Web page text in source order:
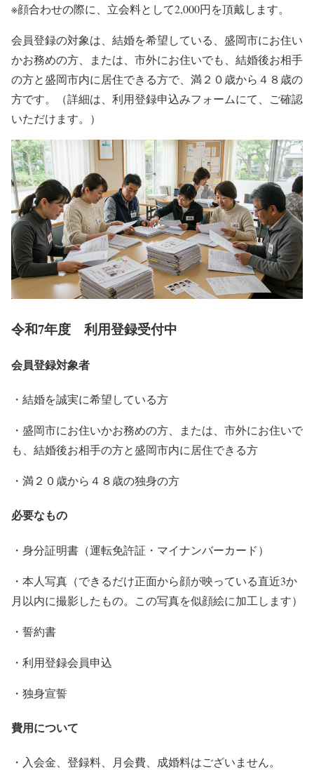
※顔合わせの際に、立会料として2,000円を頂戴します。
会員登録の対象は、結婚を希望している、盛岡市にお住い
かお務めの方、または、市外にお住いでも、結婚後お相手
の方と盛岡市内に居住できる方で、満２０歳から４８歳の
方です。（詳細は、利用登録申込みフォームにて、ご確認
いただけます。）
令和7年度 利用登録受付中
会員登録対象者
・結婚を誠実に希望している方
・盛岡市にお住いかお務めの方、または、市外にお住いで
も、結婚後お相手の方と盛岡市内に居住できる方
・満２０歳から４８歳の独身の方
必要なもの
・身分証明書（運転免許証・マイナンバーカード）
・本人写真（できるだけ正面から顔が映っている直近3か
月以内に撮影したもの。この写真を似顔絵に加工します）
・誓約書
・利用登録会員申込
・独身宣誓
費用について
・入会金、登録料、月会費、成婚料はございません。